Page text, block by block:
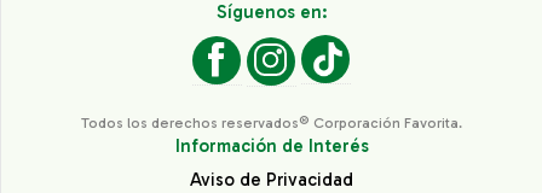
Síguenos en:
Todos los derechos reservados® Corporación Favorita.
Información de Interés
Aviso de Privacidad